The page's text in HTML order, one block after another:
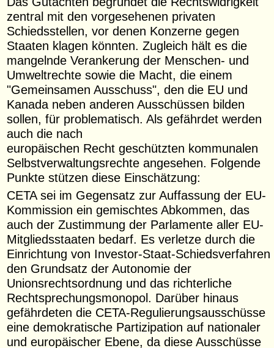
zentral mit den vorgesehenen privaten
Schiedsstellen, vor denen Konzerne gegen
Staaten klagen könnten. Zugleich hält es die
mangelnde Verankerung der Menschen- und
Umweltrechte sowie die Macht, die einem
"Gemeinsamen Ausschuss", den die EU und
Kanada neben anderen Ausschüssen bilden
sollen, für problematisch. Als gefährdet werden
auch die nach
europäischen Recht geschützten kommunalen
Selbstverwaltungsrechte angesehen. Folgende
Punkte stützen diese Einschätzung:
CETA sei im Gegensatz zur Auffassung der EU-
Kommission ein gemischtes Abkommen, das
auch der Zustimmung der Parlamente aller EU-
Mitgliedsstaaten bedarf. Es verletze durch die
Einrichtung von Investor-Staat-Schiedsverfahren
den Grundsatz der Autonomie der
Unionsrechtsordnung und das richterliche
Rechtsprechungsmonopol. Darüber hinaus
gefährdeten die CETA-Regulierungsausschüsse
eine demokratische Partizipation auf nationaler
und europäischer Ebene, da diese Ausschüsse